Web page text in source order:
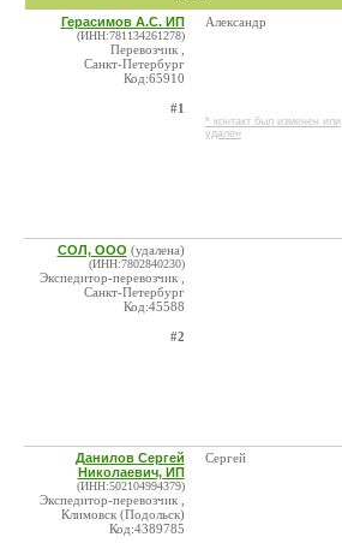
Герасимов А.С. ИП
(ИНН:781134261278)
Перевозчик ,
Санкт-Петербург
Код:65910
#1
Александр
* контакт был изменен или
удален
СОЛ, ООО (удалена)
(ИНН:7802840230)
Экспедитор-перевозчик ,
Санкт-Петербург
Код:45588
#2
Данилов Сергей
Николаевич, ИП
(ИНН:502104994379)
Экспедитор-перевозчик ,
Климовск (Подольск)
Код:4389785
Сергей